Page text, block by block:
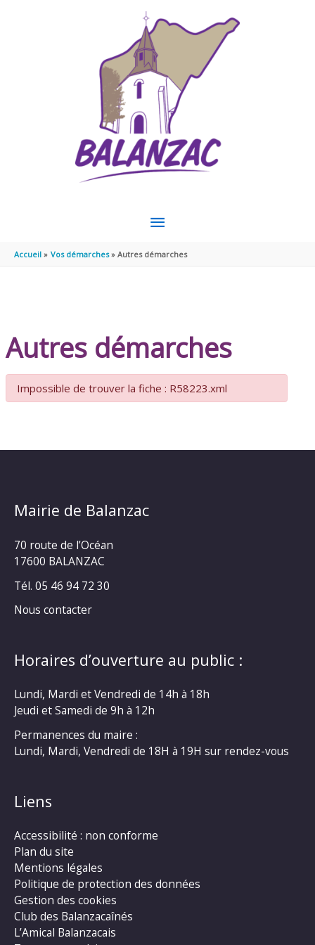
MENU
PRINCIPAL
Accueil Vos démarches Autres démarches
Autres démarches
Impossible de trouver la fiche : R58223.xml
Mairie de Balanzac
70 route de l’Océan
17600 BALANZAC
Tél. 05 46 94 72 30
Nous contacter
Horaires d’ouverture au public :
Lundi, Mardi et Vendredi de 14h à 18h
Jeudi et Samedi de 9h à 12h
Permanences du maire :
Lundi, Mardi, Vendredi de 18H à 19H sur rendez-vous
Liens
Accessibilité : non conforme
Plan du site
Mentions légales
Politique de protection des données
Gestion des cookies
Club des Balanzacaînés
L’Amical Balanzacais